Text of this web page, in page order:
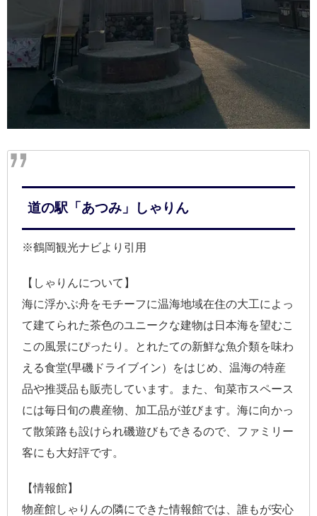
道の駅「あつみ」しゃりん
※鶴岡観光ナビより引用
【しゃりんについて】
海に浮かぶ舟をモチーフに温海地域在住の大工によっ
て建てられた茶色のユニークな建物は日本海を望むこ
この風景にぴったり。とれたての新鮮な魚介類を味わ
える食堂(早磯ドライブイン）をはじめ、温海の特産
品や推奨品も販売しています。また、旬菜市スペース
には毎日旬の農産物、加工品が並びます。海に向かっ
て散策路も設けられ磯遊びもできるので、ファミリー
客にも大好評です。
【情報館】
物産館しゃりんの隣にできた情報館では、誰もが安心